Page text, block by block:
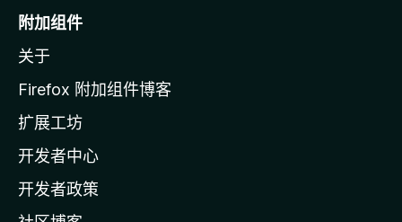
o
i
l
a
主
页
附加组件
关于
Firefox 附加组件博客
扩展工坊
开发者中心
开发者政策